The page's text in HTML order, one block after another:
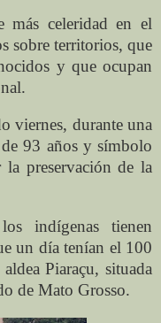
celeridad en el
sobre territorios, que
y que ocupan
viernes, durante una
93 años y símbolo
preservación de la
indígenas tienen
un día tenían el 100
Piaraçu, situada
de Mato Grosso.